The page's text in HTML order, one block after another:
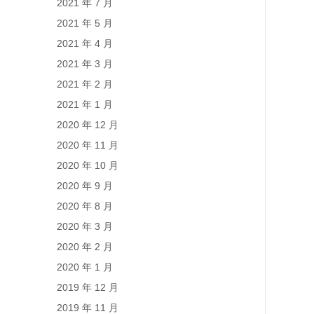
2021 年 7 月
2021 年 5 月
2021 年 4 月
2021 年 3 月
2021 年 2 月
2021 年 1 月
2020 年 12 月
2020 年 11 月
2020 年 10 月
2020 年 9 月
2020 年 8 月
2020 年 3 月
2020 年 2 月
2020 年 1 月
2019 年 12 月
2019 年 11 月